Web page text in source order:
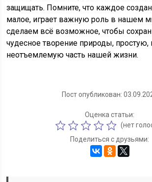
защищать. Помните, что каждое
малое, играет важную роль в нашем
сделаем всё возможное, чтобы
чудесное творение природы, простую,
неотъемлемую часть нашей жизни.
Пост опубликован:
Оценка статьи:
(нет
Поделиться с друзьями: